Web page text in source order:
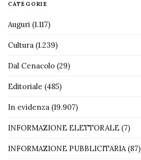
CATEGORIE
Auguri (1.117)
Cultura (1.239)
Dal Cenacolo (29)
Editoriale (485)
In evidenza (19.907)
INFORMAZIONE ELETTORALE (7)
INFORMAZIONE PUBBLICITARIA(87)